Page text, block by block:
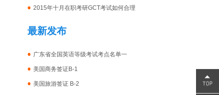
2015年十月在职考研GCT考试如何合理
最新发布
广东省全国英语等级考试考点名单一
美国商务签证B-1
美国旅游签证 B-2